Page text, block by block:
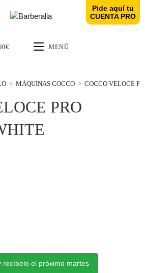
€ MENÚ
PRO
> MÁQUINAS COCCO > COCCO VELOCE
recíbelo el próximo martes
Pide aquí tu
CUENTA PRO